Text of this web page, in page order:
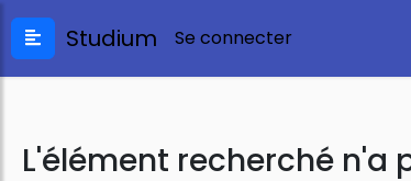
Studium Se connecter
L'élément recherché n'a